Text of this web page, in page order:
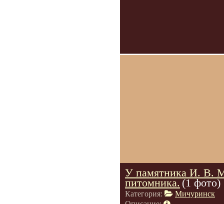
У памятника И. В.
питомника.(1 фото)
Категория:
Мичуринск